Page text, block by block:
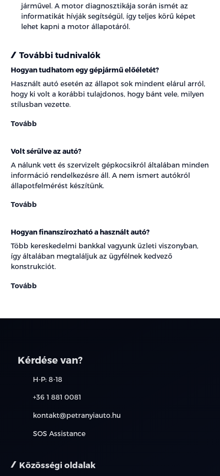
járművel. A motor diagnosztikája során ismét az
informatikát hívják segítségül, így teljes körű képet
lehet kapni a motor állapotáról.
További tudnivalók
Hogyan tudhatom egy gépjármű előéletét?
Használt autó esetén az állapot sok mindent elárul arról,
hogy ki volt a korábbi tulajdonos, hogy bánt vele, milyen
stílusban vezette.
Tovább
Volt sérülve az autó?
A nálunk vett és szervizelt gépkocsikról általában minden
információ rendelkezésre áll. A nem ismert autókról
állapotfelmérést készítünk.
Tovább
Hogyan finanszírozható a használt autó?
Több kereskedelmi bankkal vagyunk üzleti viszonyban,
így általában megtaláljuk az ügyfélnek kedvező
konstrukciót.
Tovább
Kérdése van?
H-P: 8-18
+36 1 881 0081
kontakt@petranyiauto.hu
SOS Assistance
Közösségi oldalak